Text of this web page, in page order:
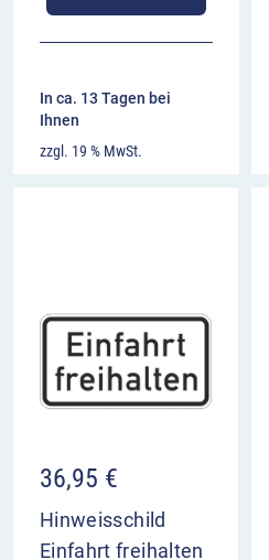
In ca. 13 Tagen bei
Ihnen
zzgl. 19 % MwSt.
36,95 €
Hinweisschild
Einfahrt freihalten